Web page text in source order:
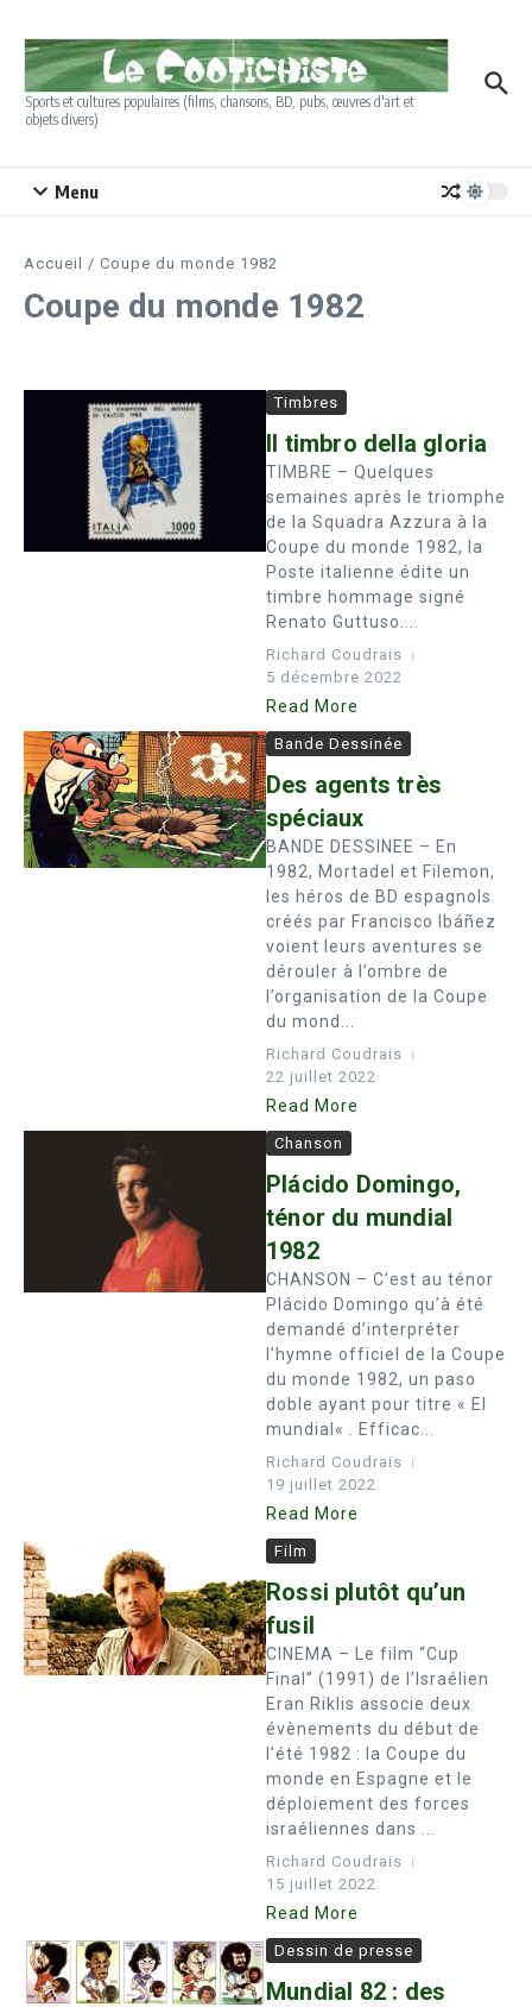
Sports et cultures populaires (films, chansons, BD, pubs, œuvres d'art et
objets divers)
Menu
Accueil / Coupe du monde 1982
Coupe du monde 1982
Timbres
Il timbro della gloria
TIMBRE – Quelques
semaines après le triomphe
de la Squadra Azzura à la
Coupe du monde 1982, la
Poste italienne édite un
timbre hommage signé
Renato Guttuso....
Richard Coudrais
5 décembre 2022
Read More
Bande Dessinée
Des agents très
spéciaux
BANDE DESSINEE – En
1982, Mortadel et Filemon,
les héros de BD espagnols
créés par Francisco Ibáñez
voient leurs aventures se
dérouler à l’ombre de
l’organisation de la Coupe
du mond...
Richard Coudrais
22 juillet 2022
Read More
Chanson
Plácido Domingo,
ténor du mundial
1982
CHANSON – C’est au ténor
Plácido Domingo qu’à été
demandé d’interpréter
l’hymne officiel de la Coupe
du monde 1982, un paso
doble ayant pour titre « El
mundial« . Efficac...
Richard Coudrais
19 juillet 2022
Read More
Film
Rossi plutôt qu’un
fusil
CINEMA – Le film “Cup
Final” (1991) de l’Israélien
Eran Riklis associe deux
évènements du début de
l’été 1982 : la Coupe du
monde en Espagne et le
déploiement des forces
israéliennes dans ...
Richard Coudrais
15 juillet 2022
Read More
Dessin de presse
Mundial 82 : des